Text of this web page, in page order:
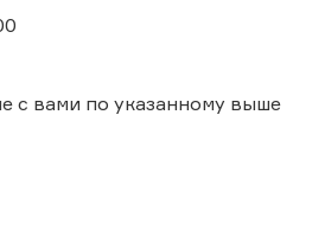
с вами по указанному выше